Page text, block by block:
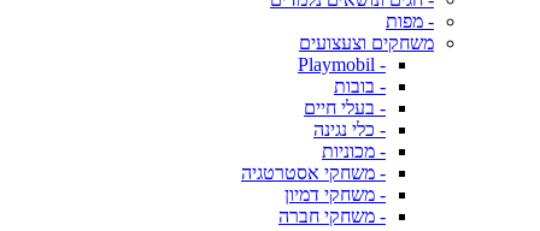
- מפות
משחקים וצעצועים
- Playmobil
- בובות
- בעלי חיים
- כלי נגינה
- מכוניות
- משחקי אסטרטגיה
- משחקי דמיון
- משחקי חברה